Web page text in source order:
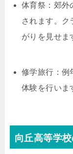
体育祭：郊外
されます。ク
がりを見せま
修学旅行：例
体験を行いま
向丘高等学